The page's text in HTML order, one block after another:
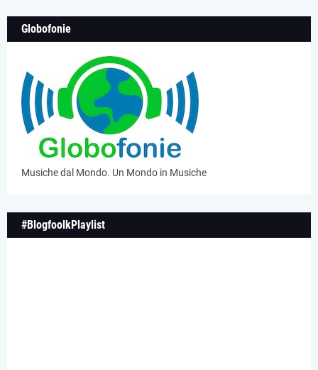
Globofonie
Musiche dal Mondo. Un Mondo in Musiche
#BlogfoolkPlaylist